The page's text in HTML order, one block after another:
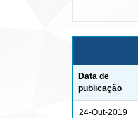
Data de
publicação
24-Out-2019